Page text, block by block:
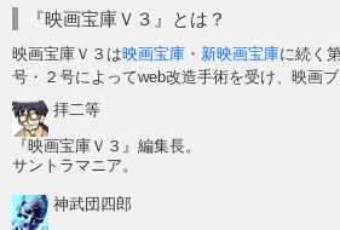
『映画宝庫Ｖ３』とは？
映画宝庫Ｖ３は映画宝庫 ・ 新映画宝庫に続く
号・２号によってweb改造手術を受け、映画
拝二等
『映画宝庫Ｖ３』編集長。
サントラマニア。
神武団四郎